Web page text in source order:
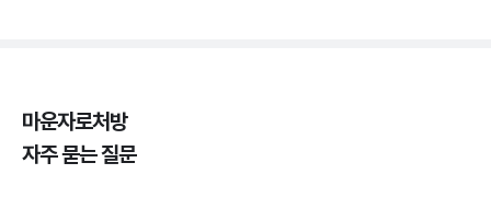
마운자로처방
자주 묻는 질문